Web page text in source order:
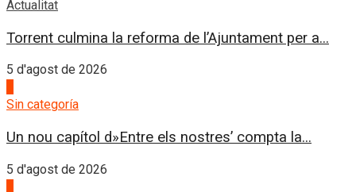
Actualitat
Torrent culmina la reforma de l’Ajuntament per a...
5 d'agost de 2026
Sin categoría
Un nou capítol d»Entre els nostres’ compta la...
5 d'agost de 2026